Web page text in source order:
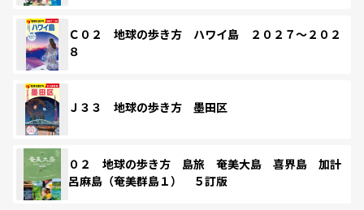
Ｃ０２ 地球の歩き方 ハワイ島 ２０２７～２０２
８
Ｊ３３ 地球の歩き方 墨田区
０２ 地球の歩き方 島旅 奄美大島 喜界島 加計
呂麻島（奄美群島１） ５訂版